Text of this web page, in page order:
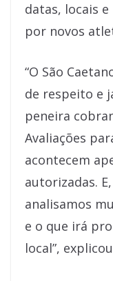
datas, locais
por novos
“O São
de respeito e
peneira
Avaliações
acontecem
autorizadas.
analisamos
e o que irá
local”,